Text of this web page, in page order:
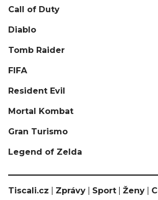
Call of Duty
Diablo
Tomb Raider
FIFA
Resident Evil
Mortal Kombat
Gran Turismo
Legend of Zelda
Tiscali.cz Zprávy Sport Ženy